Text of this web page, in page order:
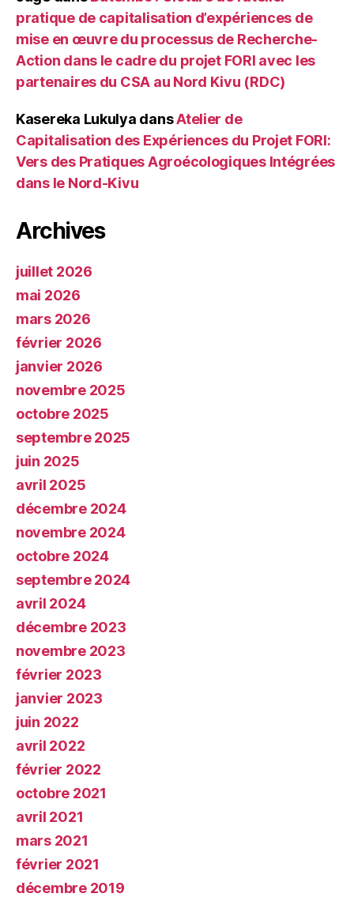
pratique de capitalisation d’expériences de
mise en œuvre du processus de Recherche-
Action dans le cadre du projet FORI avec les
partenaires du CSA au Nord Kivu (RDC)
Kasereka Lukulya dansAtelier de
Capitalisation des Expériences du Projet FORI:
Vers des Pratiques Agroécologiques Intégrées
dans le Nord-Kivu
Archives
juillet 2026
mai 2026
mars 2026
février 2026
janvier 2026
novembre 2025
octobre 2025
septembre 2025
juin 2025
avril 2025
décembre 2024
novembre 2024
octobre 2024
septembre 2024
avril 2024
décembre 2023
novembre 2023
février 2023
janvier 2023
juin 2022
avril 2022
février 2022
octobre 2021
avril 2021
mars 2021
février 2021
décembre 2019